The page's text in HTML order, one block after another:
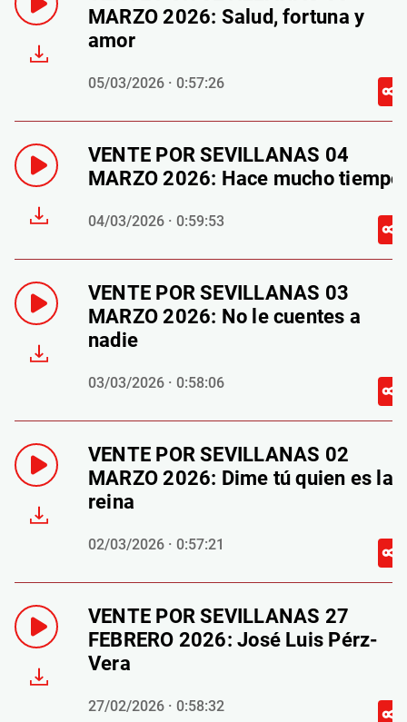
MARZO 2026: Salud, fortuna y
amor
05/03/2026 · 0:57:26
VENTE POR SEVILLANAS 04
MARZO 2026: Hace mucho tiempo
04/03/2026 · 0:59:53
VENTE POR SEVILLANAS 03
MARZO 2026: No le cuentes a
nadie
03/03/2026 · 0:58:06
VENTE POR SEVILLANAS 02
MARZO 2026: Dime tú quien es la
reina
02/03/2026 · 0:57:21
VENTE POR SEVILLANAS 27
FEBRERO 2026: José Luis Pérz-
Vera
27/02/2026 · 0:58:32